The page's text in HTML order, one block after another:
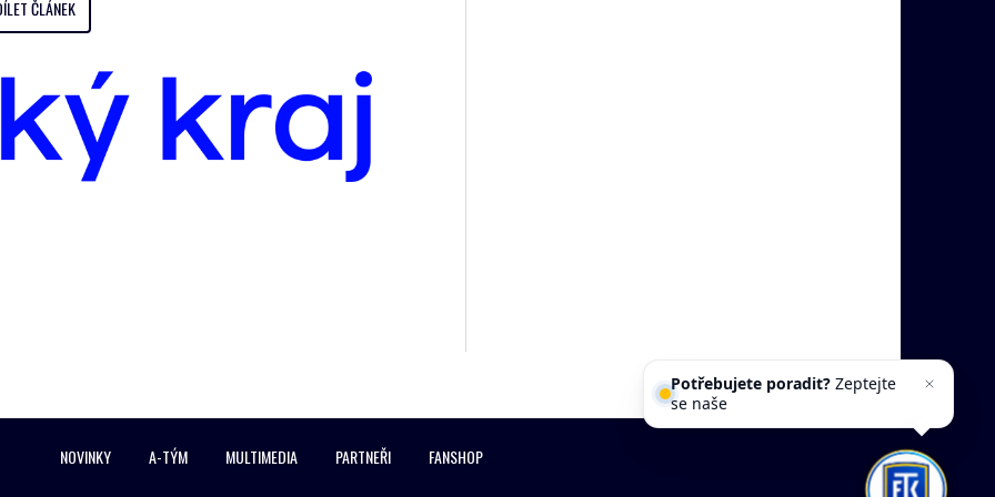
ČLÁNEK
NOVINKY A-TÝM MULTIMEDIA PARTNEŘI FANSHOP
Potřebujete poradit?Zeptejte
se našeho asistent